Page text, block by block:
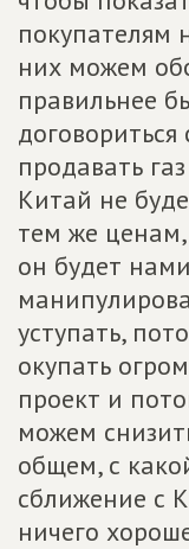
покупателям
них можем
правильнее
продавать
Китай не
тем же
он будет
уступать,
окупать
проект и
можем
общем, с
сближение с
ничего